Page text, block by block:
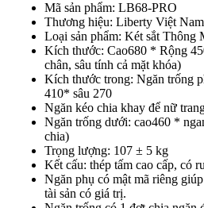
Mã sản phẩm: LB68-PRO
Thương hiệu: Liberty Việt Nam
Loại sản phẩm: Két sắt Thông
Kích thước: Cao680 * Rộng
chân, sâu tính cả mặt khóa)
Kích thước trong: Ngăn trống
410* sâu 270
Ngăn kéo chia khay để nữ
Ngăn trống dưới: cao460 *
chia)
Trọng lượng: 107 ± 5 kg
Kết cấu: thép tấm cao cấp, có
Ngăn phụ có mật mã riêng
tài sản có giá trị.